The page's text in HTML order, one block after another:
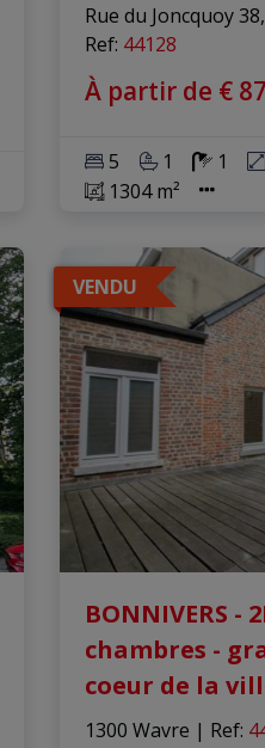
Rue du Joncquoy
Ref: 44128
À partir de €
5 1 1
1304 m²
VENDU
BONNIVERS -
chambres -
coeur de la
1300 Wavre | Ref: